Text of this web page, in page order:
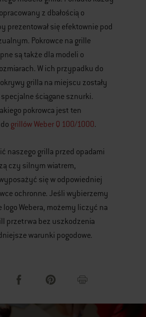
z dbałością o
prezentował się efektownie pod
Pokrowce na grille
są także dla modeli o
W ich przypadku do
grilla na miejscu zostały
ściągane sznurki.
pokrowca jest ten
grillów Weber Q 100/1000.
naszego grilla przed opadami
czy silnym wiatrem,
się w odpowiedniej
ochronne. Jeśli wybierzemy
logo Webera, możemy liczyć na
przetrwa bez uszkodzenia
warunki pogodowe.